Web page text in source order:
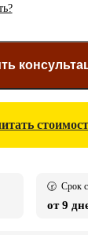
🕝 Срок
от 9